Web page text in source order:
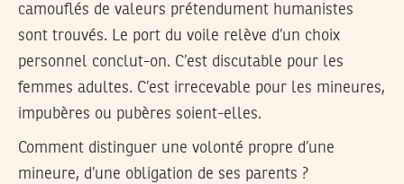
camouflés de valeurs prétendument humanistes
sont trouvés. Le port du voile relève d’un choix
personnel conclut-on. C’est discutable pour les
femmes adultes. C’est irrecevable pour les mineures,
impubères ou pubères soient-elles.
Comment distinguer une volonté propre d’une
mineure, d’une obligation de ses parents ?